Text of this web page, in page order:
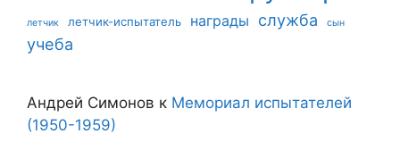
летчик летчик-испытатель награды служба сын
учеба
Андрей Симонов к Мемориал испытателей
(1950-1959)